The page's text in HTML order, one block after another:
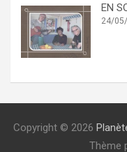
EN
24/
Copyright © 2026
Thème